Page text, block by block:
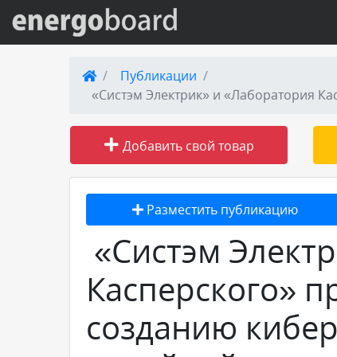
Вход на сайт
Публикации
Справка
Товары и услуги
Добавить товар или услугу
Публикации
«Систэм Электрик» и «Лаборатория
Добавить свой товар
Разместить публикацию
«Систэм
Касперского»
созданию